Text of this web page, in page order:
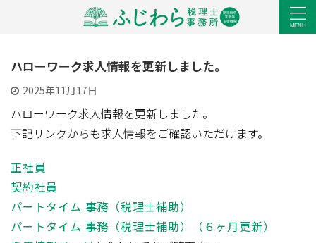
ハローワーク求人情報を更新しました。
2025年11月17日
ハローワーク求人情報を更新しました。
下記リンクからも求人情報をご確認いただけます。
正社員
契約社員
パートタイム 事務（税理士補助）
パートタイム 事務（税理士補助）（６ヶ月更新）